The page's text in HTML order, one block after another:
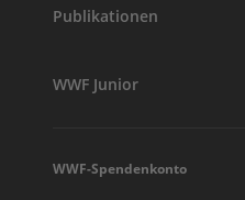
Publikationen
WWF Junior
WWF-Spendenkonto